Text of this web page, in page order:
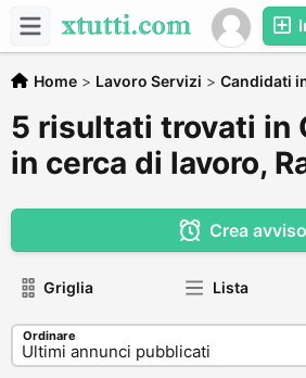
Home > Lavoro Servizi > Candidati
5 risultati trovati in
in cerca di lavoro,
Crea avviso
Griglia Lista
Ordinare